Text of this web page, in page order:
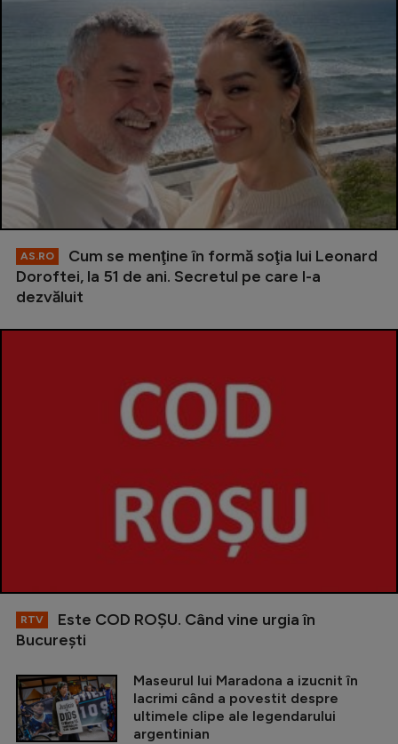
AS.RO
Cum se menţine în formă soţia lui Leonard
Doroftei, la 51 de ani. Secretul pe care l-a
dezvăluit
RTV
Este COD ROŞU. Când vine urgia în
Bucureşti
Maseurul lui Maradona a izucnit în
lacrimi când a povestit despre
ultimele clipe ale legendarului
argentinian